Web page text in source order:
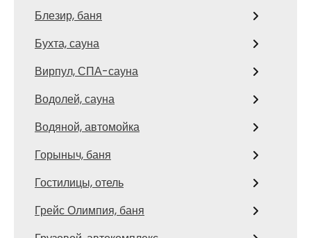
Блезир, баня
Бухта, сауна
Вирпул, СПА-сауна
Водолей, сауна
Водяной, автомойка
Горыныч, баня
Гостилицы, отель
Грейс Олимпия, баня